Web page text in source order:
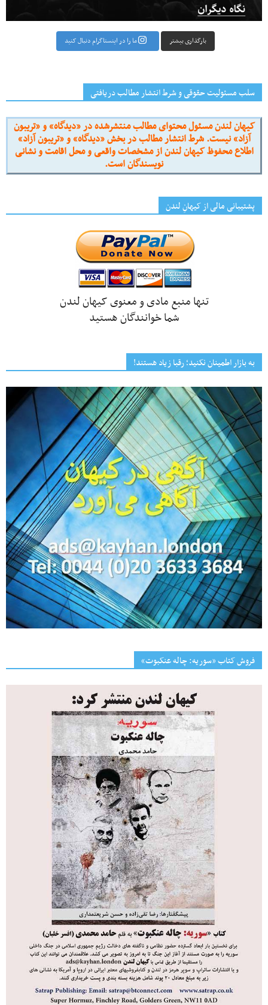
بارگذاری بیشتر ما را در اینستاگرام دنبال کنید
سلب مسئولیت حقوقی و شرط انتشار مطالب دریافتی
کیهان لندن مسئول محتوای مطالب منتشرشده در «دیدگاه» و «تریبون
آزاد» نیست. شرط انتشار مطالب در بخش «دیدگاه» و «تریبون آزاد»
اطلاع محفوظ کیهان لندن از مشخصات واقعی و محل اقامت و نشانی
نویسندگان است.
پشتیبانی مالی از کیهانِ لندن
تنها منبع مادی و معنوی کیهان لندن
شما خوانندگان هستید
به بازار اطمینان نکنید؛ رقبا زیاد هستند!
فروش کتاب «سوریه: چاله عنکبوت»